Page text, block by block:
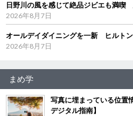
日野川の風を感じて絶品ジビエも満喫
2026年8月7日
オールデイダイニングを一新 ヒルト
2026年8月7日
まめ学
写真に埋まっている位
デジタル指南】